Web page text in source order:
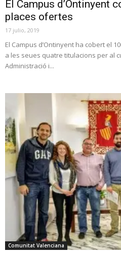
El Campus d’Ontinyent
places ofertes
17 julio, 2019
El Campus d’Ontinyent ha cobert el
a les seues quatre titulacions per al
Administració i...
Comunitat Valenciana